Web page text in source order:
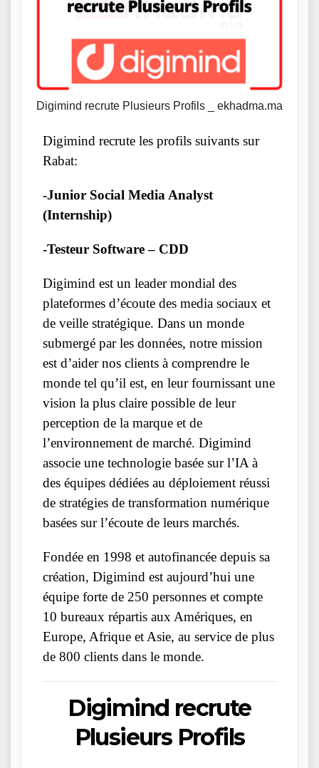
Digimind recrute Plusieurs Profils _ ekhadma.ma
Digimind recrute les profils suivants sur
Rabat:
-Junior Social Media Analyst
(Internship)
-Testeur Software – CDD
Digimind est un leader mondial des
plateformes d’écoute des media sociaux et
de veille stratégique. Dans un monde
submergé par les données, notre mission
est d’aider nos clients à comprendre le
monde tel qu’il est, en leur fournissant une
vision la plus claire possible de leur
perception de la marque et de
l’environnement de marché. Digimind
associe une technologie basée sur l’IA à
des équipes dédiées au déploiement réussi
de stratégies de transformation numérique
basées sur l’écoute de leurs marchés.
Fondée en 1998 et autofinancée depuis sa
création, Digimind est aujourd’hui une
équipe forte de 250 personnes et compte
10 bureaux répartis aux Amériques, en
Europe, Afrique et Asie, au service de plus
de 800 clients dans le monde.
Digimind recrute
Plusieurs Profils